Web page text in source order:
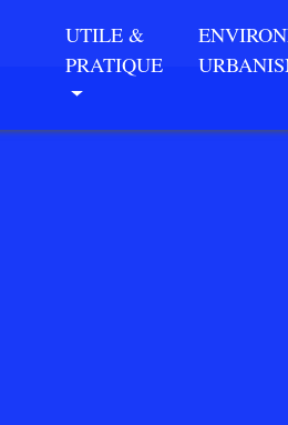
UTILE &
PRATIQUE